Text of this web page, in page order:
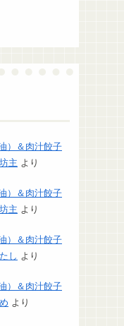
）＆肉汁餃子
主 より
）＆肉汁餃子
主 より
）＆肉汁餃子
し より
）＆肉汁餃子
より